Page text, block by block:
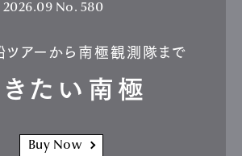
2026.09 No. 580
ツアーから南極観測隊まで
たい南極
Buy Now